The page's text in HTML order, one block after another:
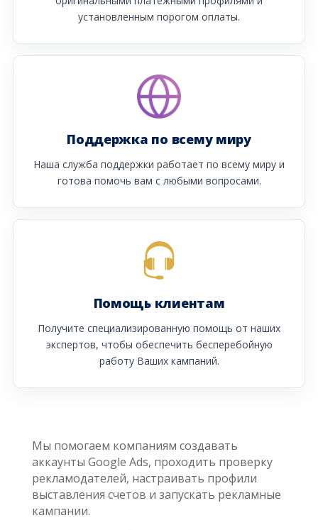
установленным порогом оплаты.
Поддержка по всему миру
Наша служба поддержки работает по всему миру и
готова помочь вам с любыми вопросами.
Помощь клиентам
Получите специализированную помощь от наших
экспертов, чтобы обеспечить бесперебойную
работу Ваших кампаний.
Мы помогаем компаниям создавать
аккаунты Google Ads, проходить проверку
рекламодателей, настраивать профили
выставления счетов и запускать рекламные
кампании.